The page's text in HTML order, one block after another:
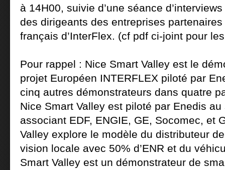
à 14H00, suivie d’une séance
des dirigeants des entreprises
français d’InterFlex. (cf pdf ci-joint pour
Pour rappel : Nice Smart Valley est le
projet Européen INTERFLEX piloté par
cinq autres démonstrateurs dans quatre
Nice Smart Valley est piloté par Enedis au
associant EDF, ENGIE, GE, Socomec, et
Valley explore le modèle du distributeur
vision locale avec 50% d’ENR et du
Smart Valley est un démonstrateur de